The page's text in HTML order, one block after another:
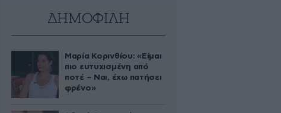
ΔΗΜΟΦΙΛΗ
Μαρία Κορινθίου: «Είμαι
πιο ευτυχισμένη από
ποτέ – Ναι, έχω πατήσει
φρένο»